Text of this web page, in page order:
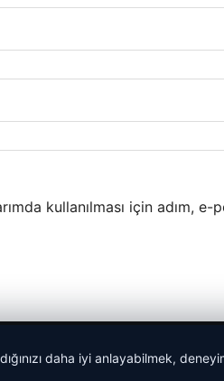
kullanılması için adım,
daha iyi anlayabilmek,